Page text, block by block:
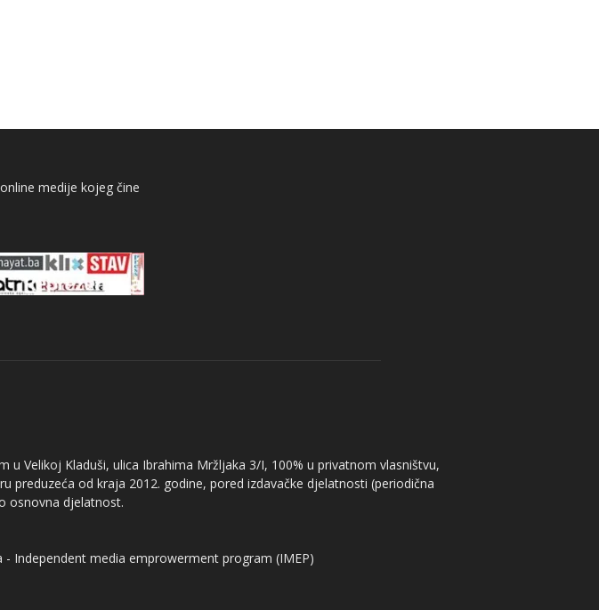
medije kojeg čine
u Velikoj Kladuši, ulica Ibrahima Mržljaka 3/I, 100% u privatnom vlasništvu,
preduzeća od kraja 2012. godine, pored izdavačke djelatnosti (periodična
osnovna djelatnost.
Independent media emprowerment program (IMEP)